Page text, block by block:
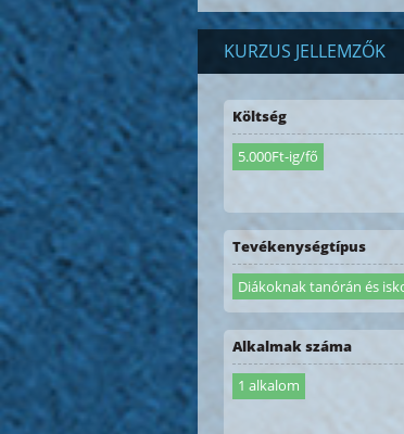
KURZUS JELLEMZŐK
Költség
5.000Ft-ig/fő
Tevékenységtípus
Diákoknak tanórán és
Alkalmak száma
1 alkalom